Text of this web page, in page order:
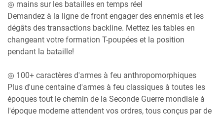
◎ mains sur les batailles en temps réel
Demandez à la ligne de front engager des ennemis et les
dégâts des transactions backline. Mettez les tables en
changeant votre formation T-poupées et la position
pendant la bataille!
◎ 100+ caractères d'armes à feu anthropomorphiques
Plus d'une centaine d'armes à feu classiques à toutes les
époques tout le chemin de la Seconde Guerre mondiale à
l'époque moderne attendent vos ordres, tous conçus par de